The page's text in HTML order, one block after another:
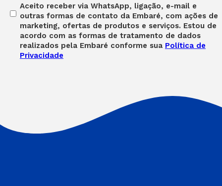
Aceito receber via WhatsApp, ligação, e-mail e
outras formas de contato da Embaré, com ações de
marketing, ofertas de produtos e serviços. Estou de
acordo com as formas de tratamento de dados
realizados pela Embaré conforme sua Política de
Privacidade